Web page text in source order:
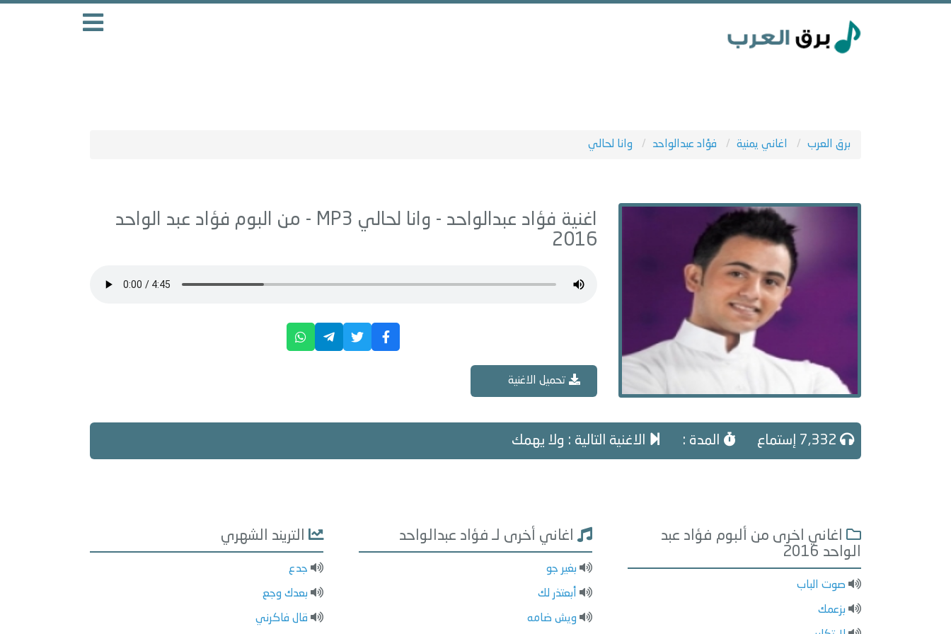
برق العرب اغاني يمنية فؤاد عبدالواحد وانا لحالي
اغنية فؤاد عبدالواحد - وانا لحالي
فؤاد عبد الواحد
2016
تحميل الاغنية
المدة : الاغنية التالية : ولا يهمك
اغاني اخرى من ألبوم فؤاد عبد
الواحد 2016
صوت الباب
بزعمك
اغاني أخرى لـ فؤاد عبدالواحد
بغير جو
أبعتذر لك
ويش ضامه
التريند الشهري
جدع
بعدك وجع
قال فاكرني